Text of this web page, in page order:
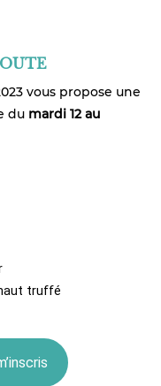
vous propose une
du mardi 12 au
truffé